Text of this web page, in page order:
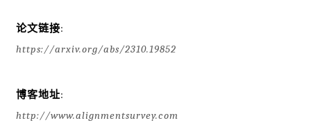
论文链接:
https://arxiv.org/abs/2310.19852
博客地址:
http://www.alignmentsurvey.com